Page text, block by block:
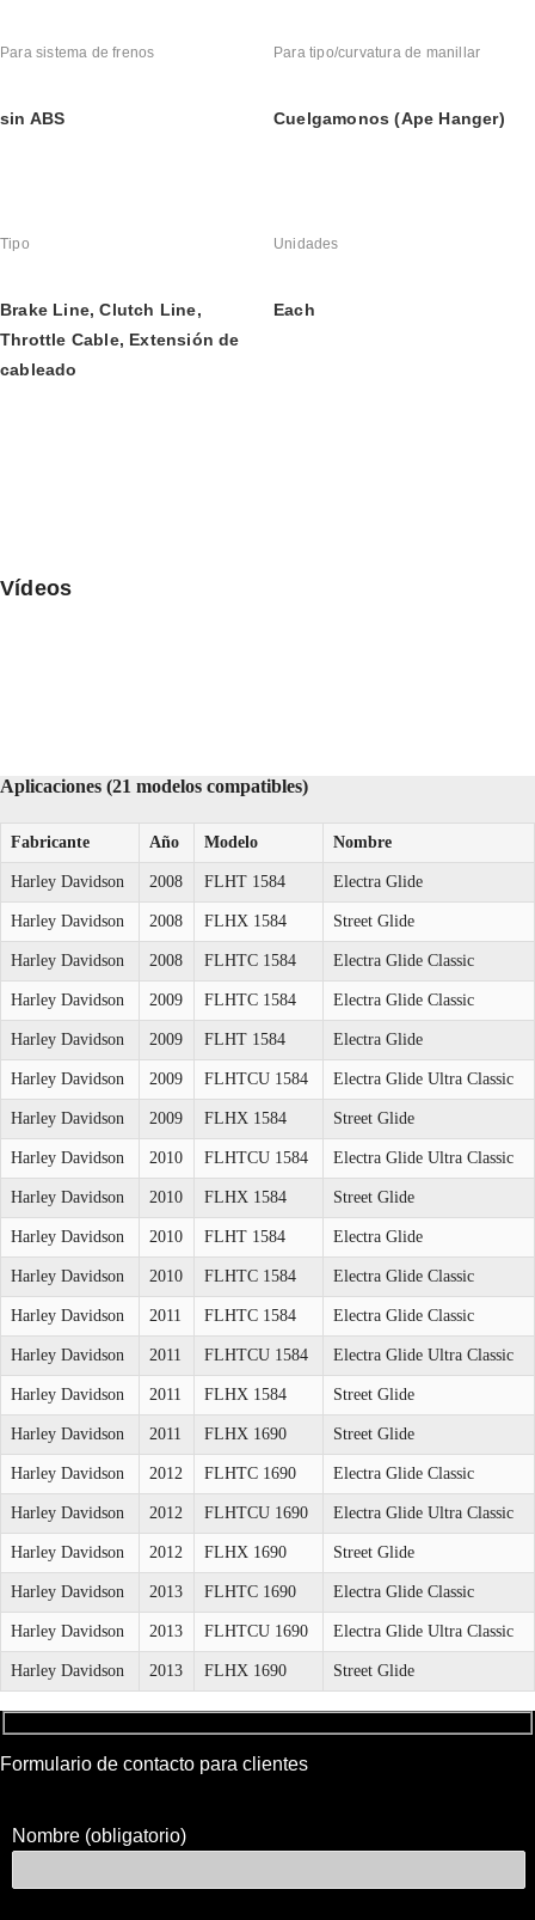
Para sistema de frenos
sin ABS
Para tipo/curvatura de manillar
Cuelgamonos (Ape Hanger)
Tipo
Brake Line, Clutch Line,
Throttle Cable, Extensión de
cableado
Unidades
Each
Vídeos
Aplicaciones (21 modelos compatibles)
Fabricante Año Modelo Nombre
Harley Davidson 2008 FLHT 1584 Electra Glide
Harley Davidson 2008 FLHX 1584 Street Glide
Harley Davidson 2008 FLHTC 1584 Electra Glide Classic
Harley Davidson 2009 FLHTC 1584 Electra Glide Classic
Harley Davidson 2009 FLHT 1584 Electra Glide
Harley Davidson 2009 FLHTCU 1584 Electra Glide Ultra Classic
Harley Davidson 2009 FLHX 1584 Street Glide
Harley Davidson 2010 FLHTCU 1584 Electra Glide Ultra Classic
Harley Davidson 2010 FLHX 1584 Street Glide
Harley Davidson 2010 FLHT 1584 Electra Glide
Harley Davidson 2010 FLHTC 1584 Electra Glide Classic
Harley Davidson 2011 FLHTC 1584 Electra Glide Classic
Harley Davidson 2011 FLHTCU 1584 Electra Glide Ultra Classic
Harley Davidson 2011 FLHX 1584 Street Glide
Harley Davidson 2011 FLHX 1690 Street Glide
Harley Davidson 2012 FLHTC 1690 Electra Glide Classic
Harley Davidson 2012 FLHTCU 1690 Electra Glide Ultra Classic
Harley Davidson 2012 FLHX 1690 Street Glide
Harley Davidson 2013 FLHTC 1690 Electra Glide Classic
Harley Davidson 2013 FLHTCU 1690 Electra Glide Ultra Classic
Harley Davidson 2013 FLHX 1690 Street Glide
Formulario de contacto para clientes
Nombre (obligatorio)